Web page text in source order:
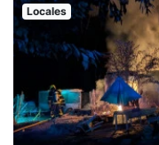
Locales